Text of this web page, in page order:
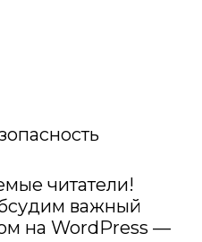
читатели!
важный
на WordPress —